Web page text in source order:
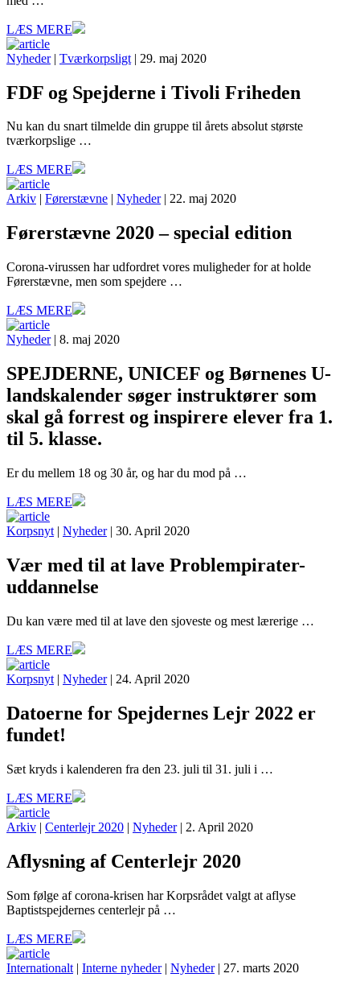
LÆS MERE
Nyheder| Tværkorpsligt | 29. maj 2020
FDF og Spejderne i Tivoli Friheden
Nu kan du snart tilmelde din gruppe til årets absolut største
tværkorpslige …
LÆS MERE
Arkiv | Førerstævne | Nyheder| 22. maj 2020
Førerstævne 2020 – special edition
Corona-virussen har udfordret vores muligheder for at holde
Førerstævne, men som spejdere …
LÆS MERE
Nyheder| 8. maj 2020
SPEJDERNE, UNICEF og Børnenes U-
landskalender søger instruktører som
skal gå forrest og inspirere elever fra 1.
til 5. klasse.
Er du mellem 18 og 30 år, og har du mod på …
LÆS MERE
Korpsnyt | Nyheder| 30. April 2020
Vær med til at lave Problempirater-
uddannelse
Du kan være med til at lave den sjoveste og mest lærerige …
LÆS MERE
Korpsnyt | Nyheder| 24. April 2020
Datoerne for Spejdernes Lejr 2022 er
fundet!
Sæt kryds i kalenderen fra den 23. juli til 31. juli i …
LÆS MERE
Arkiv | Centerlejr 2020 | Nyheder| 2. April 2020
Aflysning af Centerlejr 2020
Som følge af corona-krisen har Korpsrådet valgt at aflyse
Baptistspejdernes centerlejr på …
LÆS MERE
Internationalt | Interne nyheder| Nyheder| 27. marts 2020